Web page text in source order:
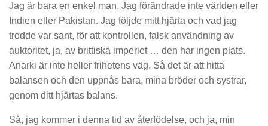
Jag är bara en enkel man. Jag förändrade inte världen eller
Indien eller Pakistan. Jag följde mitt hjärta och vad jag
trodde var sant, för att kontrollen, falsk användning av
auktoritet, ja, av brittiska imperiet … den har ingen plats.
Anarki är inte heller frihetens väg. Så det är att hitta
balansen och den uppnås bara, mina bröder och systrar,
genom ditt hjärtas balans.
Så, jag kommer i denna tid av återfödelse, och ja, min